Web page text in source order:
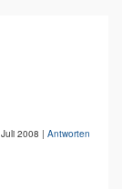
2008 | Antworten